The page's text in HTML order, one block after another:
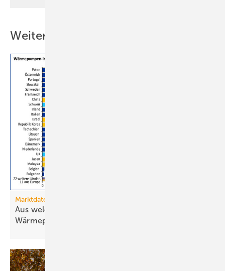
Weitere Inhalte
Marktdaten
Aus welchen Ländern importiert Deutschland
Wärmepumpen?